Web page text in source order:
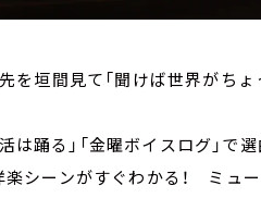
を垣間見て「聞けば世界がちょ
踊る」「金曜ボイスログ」で
楽シーンがすぐわかる！ ミ